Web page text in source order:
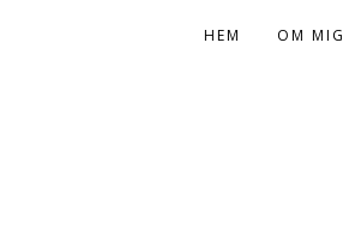
HEM OM MIG